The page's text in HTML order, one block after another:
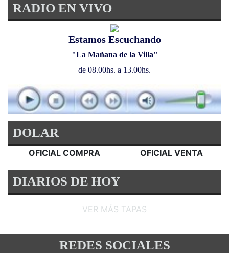
RADIO EN VIVO
Estamos Escuchando
"La Mañana de la Villa"
de 08.00hs. a 13.00hs.
DOLAR
OFICIAL COMPRA OFICIAL VENTA
DIARIOS DE HOY
VER MÁS TAPAS
REDES SOCIALES